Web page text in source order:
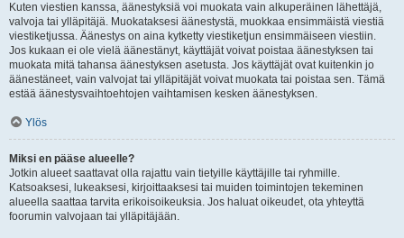
Kuten viestien kanssa, äänestyksiä voi muokata vain alkuperäinen lähettäjä,
valvoja tai ylläpitäjä. Muokataksesi äänestystä, muokkaa ensimmäistä viestiä
viestiketjussa. Äänestys on aina kytketty viestiketjun ensimmäiseen viestiin.
Jos kukaan ei ole vielä äänestänyt, käyttäjät voivat poistaa äänestyksen tai
muokata mitä tahansa äänestyksen asetusta. Jos käyttäjät ovat kuitenkin jo
äänestäneet, vain valvojat tai ylläpitäjät voivat muokata tai poistaa sen. Tämä
estää äänestysvaihtoehtojen vaihtamisen kesken äänestyksen.
Ylös
Miksi en pääse alueelle?
Jotkin alueet saattavat olla rajattu vain tietyille käyttäjille tai ryhmille.
Katsoaksesi, lukeaksesi, kirjoittaaksesi tai muiden toimintojen tekeminen
alueella saattaa tarvita erikoisoikeuksia. Jos haluat oikeudet, ota yhteyttä
foorumin valvojaan tai ylläpitäjään.